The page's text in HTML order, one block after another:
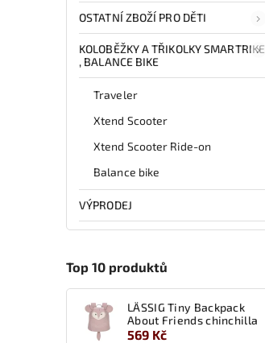
OSTATNÍ ZBOŽÍ PRO DĚTI
KOLOBĚŽKY A TŘIKOLKY SMARTRIKE
, BALANCE BIKE
Traveler
Xtend Scooter
Xtend Scooter Ride-on
Balance bike
VÝPRODEJ
Top 10 produktů
LÄSSIG Tiny Backpack
About Friends chinchilla
569 Kč